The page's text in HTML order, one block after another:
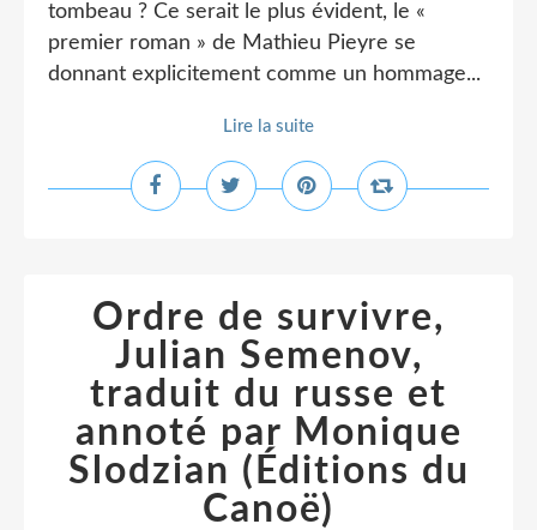
tombeau ? Ce serait le plus évident, le «
premier roman » de Mathieu Pieyre se
donnant explicitement comme un hommage...
Lire la suite
Ordre de survivre,
Julian Semenov,
traduit du russe et
annoté par Monique
Slodzian (Éditions du
Canoë)